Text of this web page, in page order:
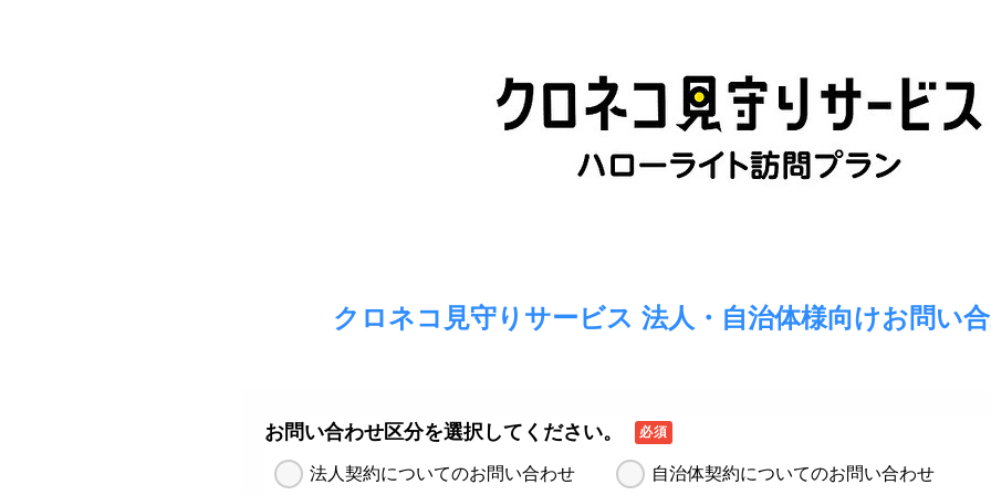
クロネコ見守りサービス 法人・自治体様向けお問い
お問い合わせ区分を選択してください。 必須
法人契約についてのお問い合わせ 自治体契約についてのお問い合わせ